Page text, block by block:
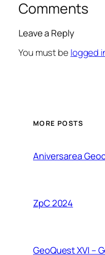
Comments
Leave a Reply
You must be logged
MORE POSTS
Aniversarea
ZpC 2024
GeoQuest XVI –